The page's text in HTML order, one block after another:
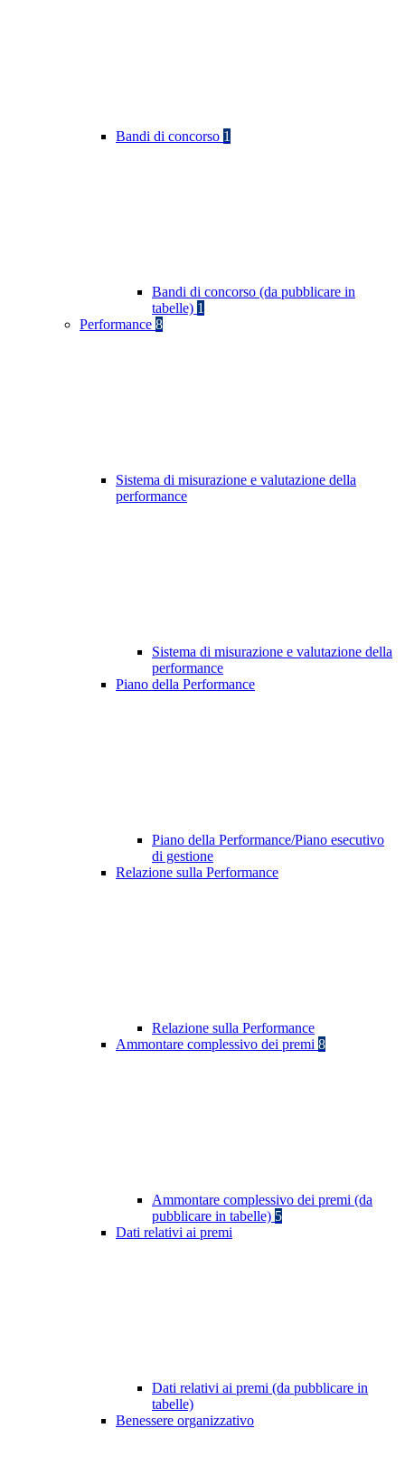
Bandi di concorso 1
Bandi di concorso (da pubblicare in
tabelle) 1
Performance 8
Sistema di misurazione e valutazione della
performance
Sistema di misurazione e valutazione della
performance
Piano della Performance
Piano della Performance/Piano esecutivo
di gestione
Relazione sulla Performance
Relazione sulla Performance
Ammontare complessivo dei premi 8
Ammontare complessivo dei premi (da
pubblicare in tabelle) 5
Dati relativi ai premi
Dati relativi ai premi (da pubblicare in
tabelle)
Benessere organizzativo